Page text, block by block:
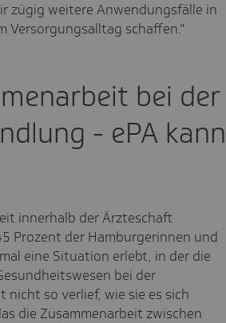
zügig weitere Anwendungsfälle in
Versorgungsalltag schaffen."
bei der
- ePA kann
innerhalb der Ärzteschaft
Prozent der Hamburgerinnen und
eine Situation erlebt, in der die
bei der
nicht so verlief, wie sie es sich
die Zusammenarbeit zwischen